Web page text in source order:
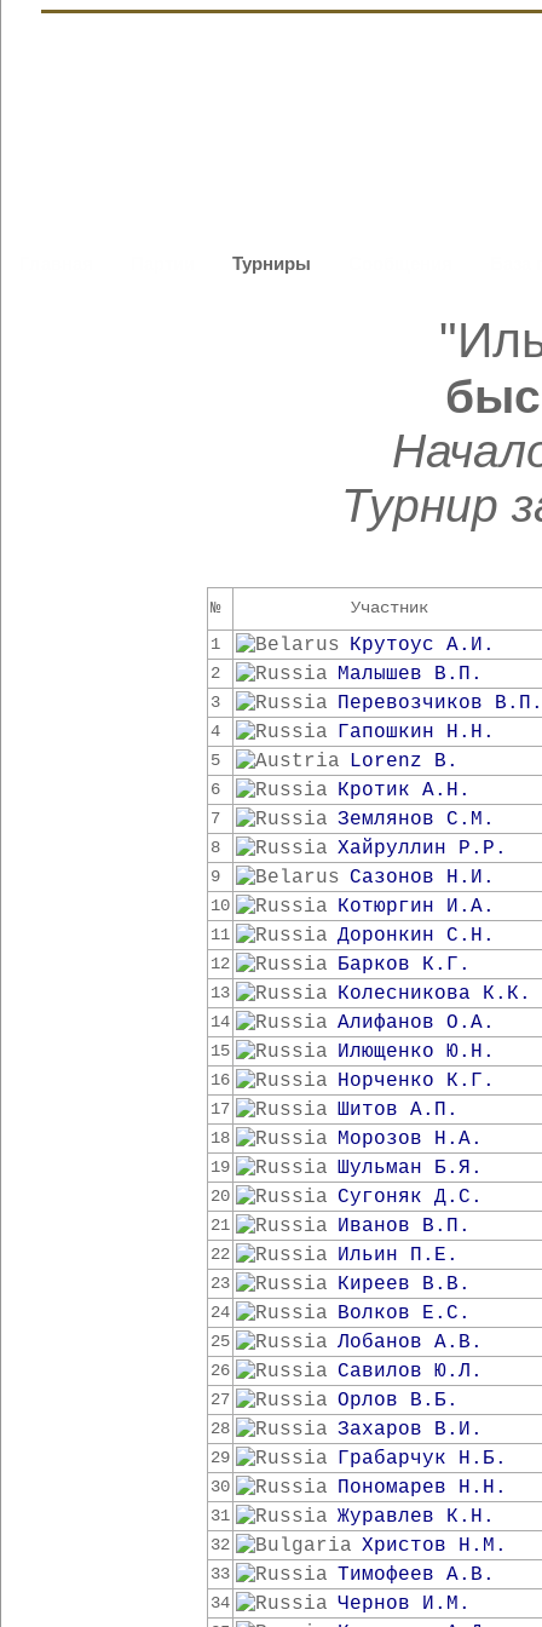
Турниры
Турнир
№
Участник
1
Крутоус А.И.
2 Малышев В.П.
3 Перевозчиков В.П.
4 Гапошкин Н.Н.
5 Lorenz B.
6 Кротик А.Н.
7 Землянов С.М.
8 Хайруллин Р.Р.
9 Сазонов Н.И.
10 Котюргин И.А.
11 Доронкин С.Н.
12 Барков К.Г.
13 Колесникова К.К.
14 Алифанов О.А.
15 Илющенко Ю.Н.
16 Норченко К.Г.
17 Шитов А.П.
18 Морозов Н.А.
19 Шульман Б.Я.
20 Сугоняк Д.С.
21 Иванов В.П.
22 Ильин П.Е.
23 Киреев В.В.
24 Волков Е.С.
25 Лобанов А.В.
26 Савилов Ю.Л.
27 Орлов В.Б.
28 Захаров В.И.
29 Грабарчук Н.Б.
30 Пономарев Н.Н.
31 Журавлев К.Н.
32 Христов Н.М.
33 Тимофеев А.В.
34 Чернов И.М.